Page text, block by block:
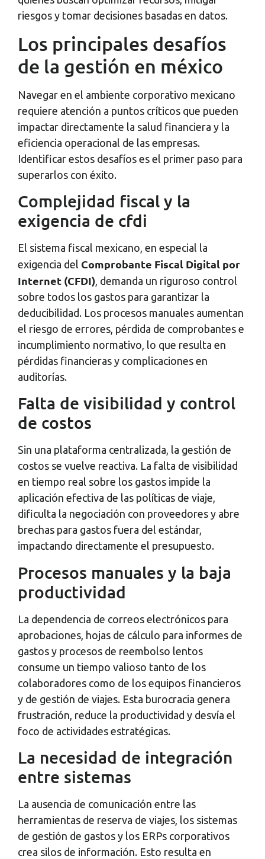
riesgos y tomar decisiones basadas en datos.
Los principales desafíos
de la gestión en méxico
Navegar en el ambiente corporativo mexicano
requiere atención a puntos críticos que pueden
impactar directamente la salud financiera y la
eficiencia operacional de las empresas.
Identificar estos desafíos es el primer paso para
superarlos con éxito.
Complejidad fiscal y la
exigencia de cfdi
El sistema fiscal mexicano, en especial la
exigencia del Comprobante Fiscal Digital por
Internet (CFDI) , demanda un riguroso control
sobre todos los gastos para garantizar la
deducibilidad. Los procesos manuales aumentan
el riesgo de errores, pérdida de comprobantes e
incumplimiento normativo, lo que resulta en
pérdidas financieras y complicaciones en
auditorías.
Falta de visibilidad y control
de costos
Sin una plataforma centralizada, la gestión de
costos se vuelve reactiva. La falta de visibilidad
en tiempo real sobre los gastos impide la
aplicación efectiva de las políticas de viaje,
dificulta la negociación con proveedores y abre
brechas para gastos fuera del estándar,
impactando directamente el presupuesto.
Procesos manuales y la baja
productividad
La dependencia de correos electrónicos para
aprobaciones, hojas de cálculo para informes de
gastos y procesos de reembolso lentos
consume un tiempo valioso tanto de los
colaboradores como de los equipos financieros
y de gestión de viajes. Esta burocracia genera
frustración, reduce la productividad y desvía el
foco de actividades estratégicas.
La necesidad de integración
entre sistemas
La ausencia de comunicación entre las
herramientas de reserva de viajes, los sistemas
de gestión de gastos y los ERPs corporativos
crea silos de información. Esto resulta en